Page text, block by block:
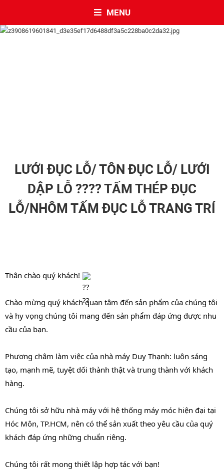
MENU
LƯỚI ĐỤC LỖ/ TÔN ĐỤC LỖ/ LƯỚI
DẬP LỖ ???? TẤM THÉP ĐỤC
LỖ/NHÔM TẤM ĐỤC LỖ TRANG TRÍ
Thân chào quý khách!
Chào mừng quý khách quan tâm đến sản phẩm của chúng tôi
và hy vọng chúng tôi mang đến sản phẩm đáp ứng được nhu
cầu của bạn.
Phương châm làm việc của nhà máy Duy Thạnh: luôn sáng
tạo, mạnh mẽ, tuyệt dối thành thật và trung thành với khách
hàng.
Chúng tôi sở hữu nhà máy với hệ thống máy móc hiện đại tại
Hóc Môn, TP.HCM, nên có thể sản xuất theo yêu cầu của quý
khách đáp ứng những chuẩn riêng.
Chúng tôi rất mong thiết lập hợp tác với bạn!